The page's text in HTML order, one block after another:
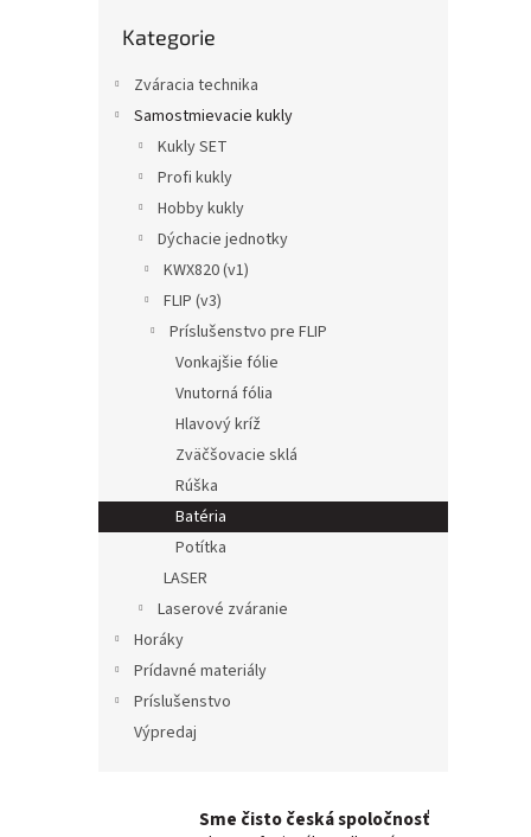
kategorie
Kategorie
Zváracia technika
Samostmievacie kukly
Kukly SET
Profi kukly
Hobby kukly
Dýchacie jednotky
KWX820 (v1)
FLIP (v3)
Príslušenstvo pre FLIP
Vonkajšie fólie
Vnutorná fólia
Hlavový kríž
Zväčšovacie sklá
Rúška
Batéria
Potítka
LASER
Laserové zváranie
Horáky
Prídavné materiály
Príslušenstvo
Výpredaj
Sme čisto česká spoločnosť